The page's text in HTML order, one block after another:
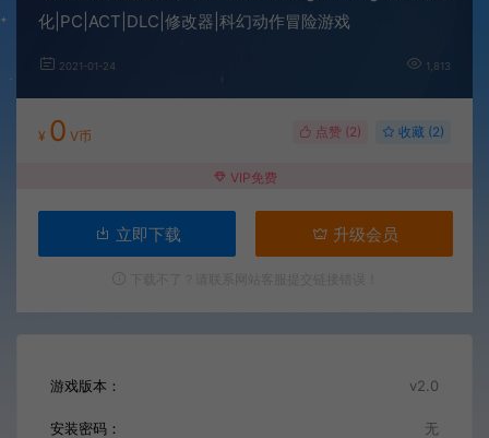
化|PC|ACT|DLC|修改器|科幻动作冒险游戏
2021-01-24 1,813
¥ 0 V币 点赞 (2) 收藏 (2)
VIP免费
立即下载 升级会员
游戏版本： v2.0
安装密码： 无